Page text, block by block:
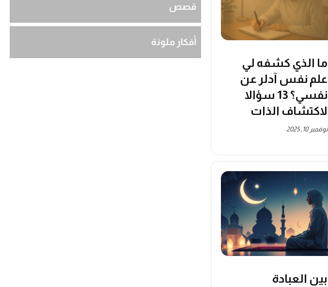
ما الذي كشفه لي
علم نفس آدلر عن
نفسي؟ 13 سؤالا
لاكتشاف الذات
نوفمبر 10, 2025
بين العبادة
قصص
أفكار ملونة